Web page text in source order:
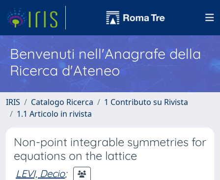
Benvenuti nell'Anagrafe della
Ricerca d'Ateneo
IRIS Catalogo Ricerca
1 Contributo su Rivista
1.1 Articolo in rivista
Non-point integrable symmetries for
equations on the lattice
LEVI, Decio;